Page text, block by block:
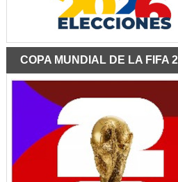
COPA MUNDIAL DE LA FIFA